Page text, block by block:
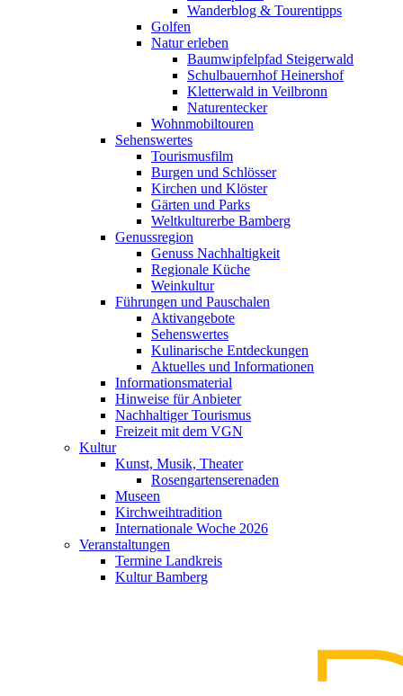
Wanderblog & Tourentipps
Golfen
Natur erleben
Baumwipfelpfad Steigerwald
Schulbauernhof Heinershof
Kletterwald in Veilbronn
Naturentecker
Wohnmobiltouren
Sehenswertes
Tourismusfilm
Burgen und Schlösser
Kirchen und Klöster
Gärten und Parks
Weltkulturerbe Bamberg
Genussregion
Genuss Nachhaltigkeit
Regionale Küche
Weinkultur
Führungen und Pauschalen
Aktivangebote
Sehenswertes
Kulinarische Entdeckungen
Aktuelles und Informationen
Informationsmaterial
Hinweise für Anbieter
Nachhaltiger Tourismus
Freizeit mit dem VGN
Kultur
Kunst, Musik, Theater
Rosengartenserenaden
Museen
Kirchweihtradition
Internationale Woche 2026
Veranstaltungen
Termine Landkreis
Kultur Bamberg